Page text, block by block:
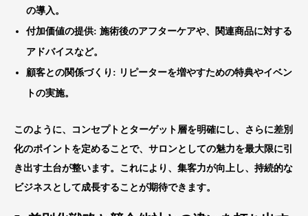
の導入。
付加価値の提供: 施術後のアフターケアや、関連商品に対する
アドバイスなど。
顧客との関係づくり : リピーターを増やすための特典やイベン
トの実施。
このように、コンセプトとターゲット層を明確にし、さらに差別
化のポイントを定めることで、サロンとしての魅力を最大限に引
き出す土台が整います。これにより、集客力が向上し、持続的な
ビジネスとして成長することが期待できます。